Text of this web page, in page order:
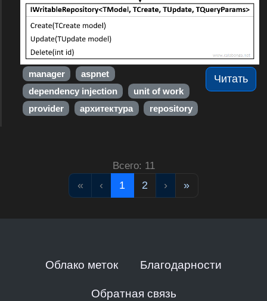
Читать
manager
aspnet
dependency injection
unit of work
provider
архитектура repository
Всего: 11
« ‹ 1 2 › »
Облако меток Благодарности
Обратная связь